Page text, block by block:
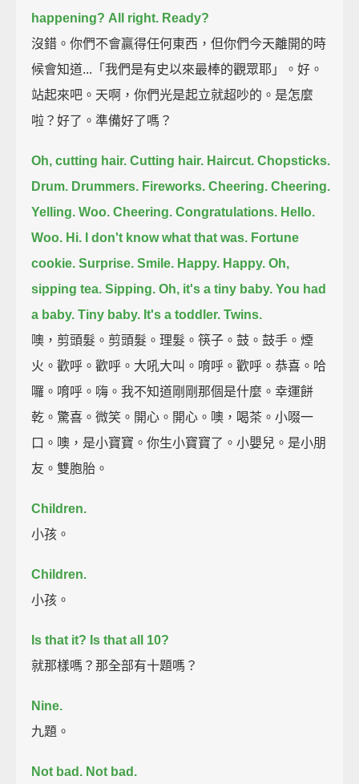
happening? All right. Ready?
沒錯。你們不會贏得任何東西，但你們今天離開的時
候會知道...「我們是有史以來最棒的觀眾耶」。好。
站起來吧。天啊，你們光是起立就超吵的。是怎麼
啦？好了。準備好了嗎？
Oh, cutting hair. Cutting hair. Haircut. Chopsticks.
Drum. Drummers. Fireworks. Cheering. Cheering.
Yelling. Woo. Cheering. Congratulations. Hello.
Woo. Hi. I don't know what that was. Fortune
cookie. Surprise. Smile. Happy. Happy. Oh,
sipping tea. Sipping. Oh, it's a tiny baby. You had
a baby. Tiny baby. It's a toddler. Twins.
噢，剪頭髮。剪頭髮。理髮。筷子。鼓。鼓手。煙
火。歡呼。歡呼。大吼大叫。唷呼。歡呼。恭喜。哈
囉。唷呼。嗨。我不知道剛剛那個是什麼。幸運餅
乾。驚喜。微笑。開心。開心。噢，喝茶。小啜一
口。噢，是小寶寶。你生小寶寶了。小嬰兒。是小朋
友。雙胞胎。
Children.
小孩。
Children.
小孩。
Is that it? Is that all 10?
就那樣嗎？那全部有十題嗎？
Nine.
九題。
Not bad. Not bad.